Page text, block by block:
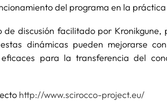
del programa en la
discusión facilitado por
dinámicas pueden mejorarse
para la transferencia del
http://www.scirocco-project.eu/